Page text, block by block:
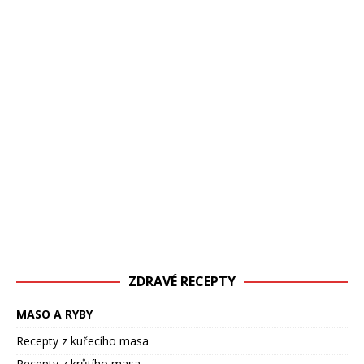
ZDRAVÉ RECEPTY
MASO A RYBY
Recepty z kuřecího masa